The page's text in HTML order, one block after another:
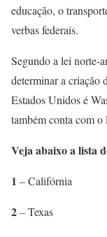
educação, o
verbas federais.
Segundo a lei norte-
determinar a criação
Estados Unidos é
também conta com
Veja abaixo a lista
1 – Califórnia
2– Texas